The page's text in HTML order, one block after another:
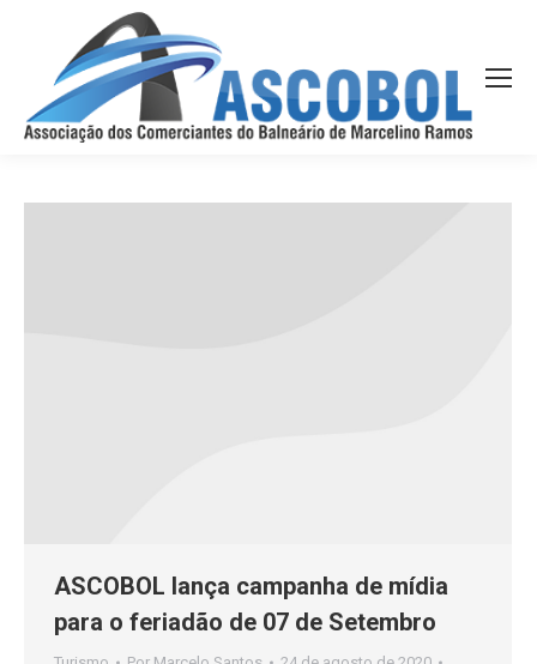
ASCOBOL lança campanha de mídia
para o feriadão de 07 de Setembro